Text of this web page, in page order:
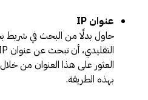
عنوان IP
حاول بدلًا من البحث في
العثور على هذا العنوان من
بهذه الطريقة.